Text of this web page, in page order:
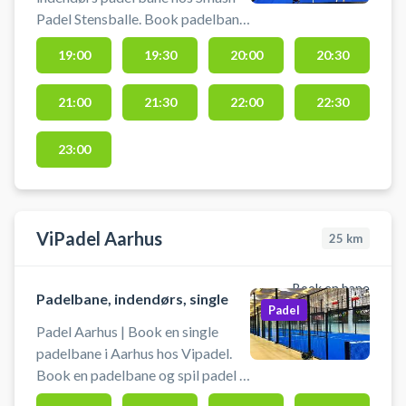
Padel Stensballe. Book padelbane
og spil padel i Horsens på en
doublebane indendørs i Smash
Padel padelcenter i Stensballe.
Der er gratis parkering ved Smash
Padel beliggende på
Stensballegaardvej 5, 8700
Horsens.
19:00 19:30 20:00 20:30
21:00 21:30 22:00 22:30
23:00
ViPadel Aarhus 25 km
Book en bane
Padelbane, indendørs, single
Padel Aarhus | Book en single
padelbane i Aarhus hos Vipadel.
Book en padelbane og spil padel i
Aarhus på en singlebane ved
Padel